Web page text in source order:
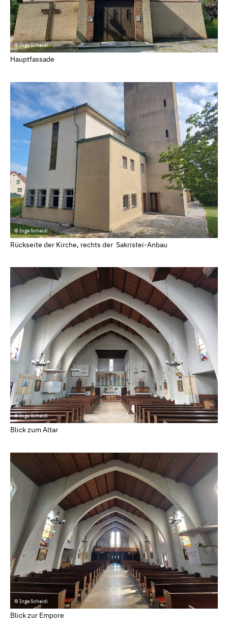
© Inge Scheidl
Hauptfassade
© Inge Scheidl
Rückseite der Kirche, rechts der Sakristei-Anbau
© Inge Scheidl
Blick zum Altar
© Inge Scheidl
Blick zur Empore